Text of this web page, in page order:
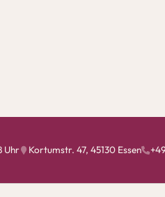
Uhr Kortumstr. 47, 45130 Essen
aktuelle